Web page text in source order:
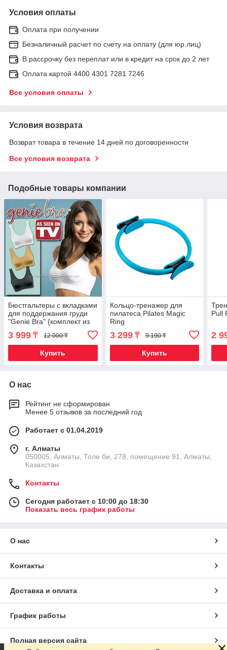
Условия оплаты
Оплата при получении
Безналичный расчет по счету на оплату (для юр.лиц)
В рассрочку без переплат или в кредит на срок до 2 лет
Оплата картой 4400 4301 7281 7246
Все условия оплаты
Условия возврата
Возврат товара в течение 14 дней по договоренности
Все условия возврата
Подобные товары компании
Бюстгальтеры с вкладками
для поддержания груди
"Genie Bra" {комплект из
3 999 ₸ 12 000 ₸
Купить
Кольцо-тренажер для
пилатеса Pilates Magic
Ring
3 299₸ 9 190 ₸
Купить
Pull
2
О нас
Рейтинг не сформирован
Менее 5 отзывов за последний год
Работает с 01.04.2019
г. Алматы
050005, Алматы, Толе би, 278, помещение 91, Алматы,
Казахстан
Контакты
Сегодня работает с 10:00 до 18:30
Показать весь график работы
О нас
Контакты
Доставка и оплата
График работы
Полная версия сайта